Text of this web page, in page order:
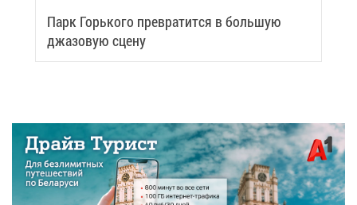
Парк Горь­ко­го пре­вра­тит­ся в боль­шую
джа­зо­вую сце­ну